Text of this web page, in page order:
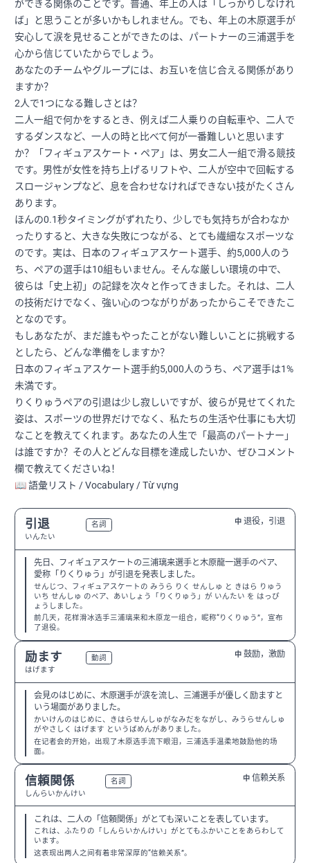
ができる関係のことです。普通、年上の人は「しっかりしなけれ
ば」と思うことが多いかもしれません。でも、年上の木原選手が
安心して涙を見せることができたのは、パートナーの三浦選手を
心から信じていたからでしょう。
あなたのチームやグループには、お互いを信じ合える関係があり
ますか？
2人で1つになる難しさとは？
二人一組で何かをするとき、例えば二人乗りの自転車や、二人で
するダンスなど、一人の時と比べて何が一番難しいと思います
か？「フィギュアスケート・ペア」は、男女二人一組で滑る競技
です。男性が女性を持ち上げるリフトや、二人が空中で回転する
スロージャンプなど、息を合わせなければできない技がたくさん
あります。
ほんの0.1秒タイミングがずれたり、少しでも気持ちが合わなか
ったりすると、大きな失敗につながる、とても繊細なスポーツな
のです。実は、日本のフィギュアスケート選手、約5,000人のう
ち、ペアの選手は10組もいません。そんな厳しい環境の中で、
彼らは「史上初」の記録を次々と作ってきました。それは、二人
の技術だけでなく、強い心のつながりがあったからこそできたこ
となのです。
もしあなたが、まだ誰もやったことがない難しいことに挑戦する
としたら、どんな準備をしますか？
日本のフィギュアスケート選手約5,000人のうち、ペア選手は1%
未満です。
りくりゅうペアの引退は少し寂しいですが、彼らが見せてくれた
姿は、スポーツの世界だけでなく、私たちの生活や仕事にも大切
なことを教えてくれます。あなたの人生で「最高のパートナー」
は誰ですか？その人とどんな目標を達成したいか、ぜひコメント
欄で教えてくださいね！
📖 語彙リスト / Vocabulary / Từ vựng
引退
いんたい
名詞 中 退役，引退
先日、フィギュアスケートの三浦璃来選手と木原龍一選手のペア、
愛称「りくりゅう」が引退を発表しました。
せんじつ、フィギュアスケートの みうら りく せんしゅ と きはら りゅう
いち せんしゅ のペア、あいしょう「りくりゅう」が いんたい を はっぴ
ょうしました。
前几天，花样滑冰选手三浦璃来和木原龙一组合，昵称“りくりゅう”，宣布
了退役。
励ます
はげます
動詞 中 鼓励，激励
会見のはじめに、木原選手が涙を流し、三浦選手が優しく励ますと
いう場面がありました。
かいけんのはじめに、きはらせんしゅがなみだをながし、みうらせんしゅ
がやさしく はげます というばめんがありました。
在记者会的开始，出现了木原选手流下眼泪，三浦选手温柔地鼓励他的场
面。
信頼関係
しんらいかんけい
名詞 中 信赖关系
これは、二人の「信頼関係」がとても深いことを表しています。
これは、ふたりの「しんらいかんけい」がとてもふかいことをあらわして
います。
这表现出两人之间有着非常深厚的“信赖关系”。